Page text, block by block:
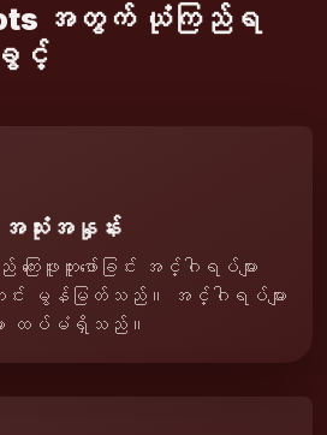
အတွက် ယုံကြည်ရ
င့်
အသုံးအနှုန်း
ေးဖူးတူးဖော်ခြင်း အင်္ဂါရပ်များ
င်း မွန်မြတ်သည်။ အင်္ဂါရပ်များ
ား ထပ်မံရှိသည်။